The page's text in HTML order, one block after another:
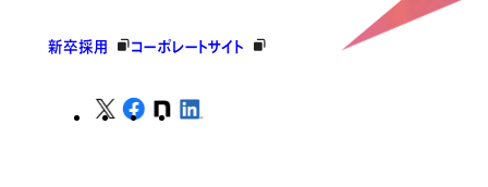
新卒採用 コーポレートサイト